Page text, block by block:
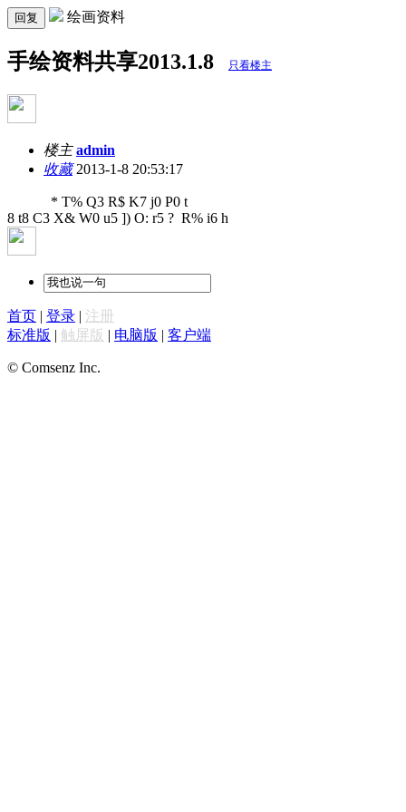
回复 绘画资料
手绘资料共享2013.1.8 只看楼主
楼主 admin
收藏2013-1-8 20:53:17
* T% Q3 R$ K7 j0 P0 t
8 t8 C3 X& W0 u5 ]) O: r5 ? R% i6 h
首页 | 登录 | 注册
标准版 | 触屏版 | 电脑版 | 客户端
© Comsenz Inc.